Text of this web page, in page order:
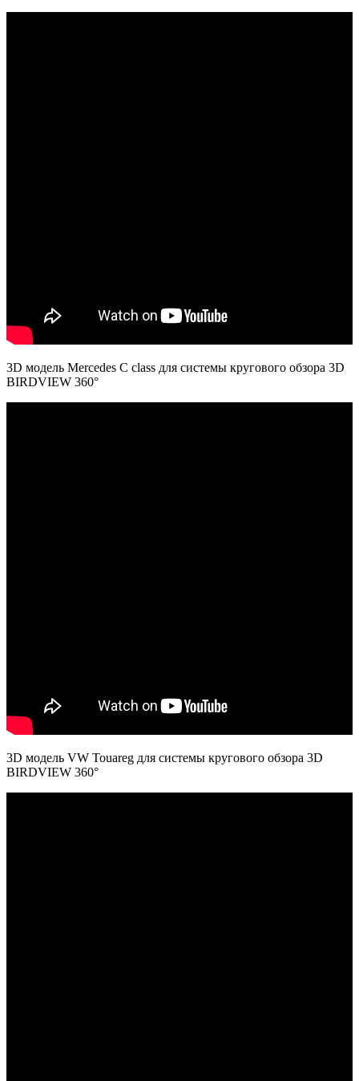
3D модель Mercedes C class для системы кругового обзора 3D
BIRDVIEW 360°
3D модель VW Touareg для системы кругового обзора 3D
BIRDVIEW 360°